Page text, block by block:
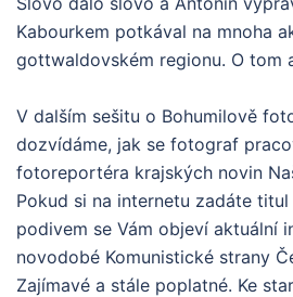
Kabourkem potkával na mnoha
gottwaldovském regionu. O tom
V dalším sešitu o Bohumilově
dozvídáme, jak se fotograf
fotoreportéra krajských novin
Pokud si na internetu zadáte titul
podivem se Vám objeví aktuální
novodobé Komunistické strany
Zajímavé a stále poplatné. Ke